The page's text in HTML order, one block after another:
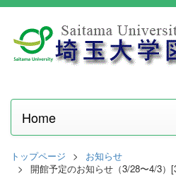
Home
トップページ
お知らせ
開館予定のお知らせ（3/28〜4/3）